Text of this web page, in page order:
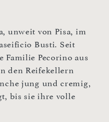
unweit von Pisa, im
Busti. Seit
Familie Pecorino aus
den Reifekellern
jung und cremig,
bis sie ihre volle